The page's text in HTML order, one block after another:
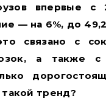
впервые с
— на 6%, до
связано с
а также
тренд?